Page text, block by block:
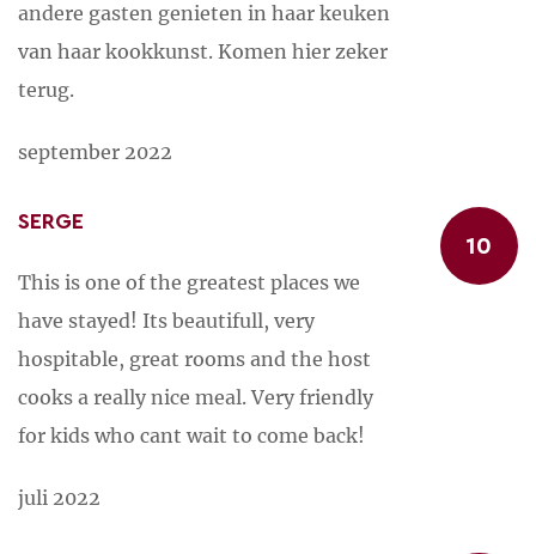
andere gasten genieten in haar keuken
van haar kookkunst. Komen hier zeker
terug.
september 2022
SERGE
This is one of the greatest places we
have stayed! Its beautifull, very
hospitable, great rooms and the host
cooks a really nice meal. Very friendly
for kids who cant wait to come back!
juli 2022
10